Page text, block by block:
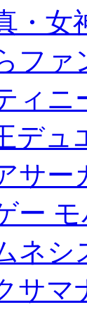
・女
ファ
ィニ
デュ
サー
ー
ネシ
サマ